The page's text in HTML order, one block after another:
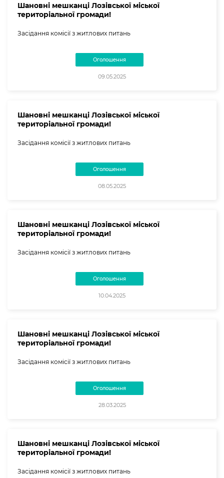
Шановні мешканці Лозівської міської
територіальної громади!
Засідання комісії з житлових питань
Оголошення
09.05.2025
Шановні мешканці Лозівської міської
територіальної громади!
Засідання комісії з житлових питань
Оголошення
08.05.2025
Шановні мешканці Лозівської міської
територіальної громади!
Засідання комісії з житлових питань
Оголошення
10.04.2025
Шановні мешканці Лозівської міської
територіальної громади!
Засідання комісії з житлових питань
Оголошення
28.03.2025
Шановні мешканці Лозівської міської
територіальної громади!
Засідання комісії з житлових питань